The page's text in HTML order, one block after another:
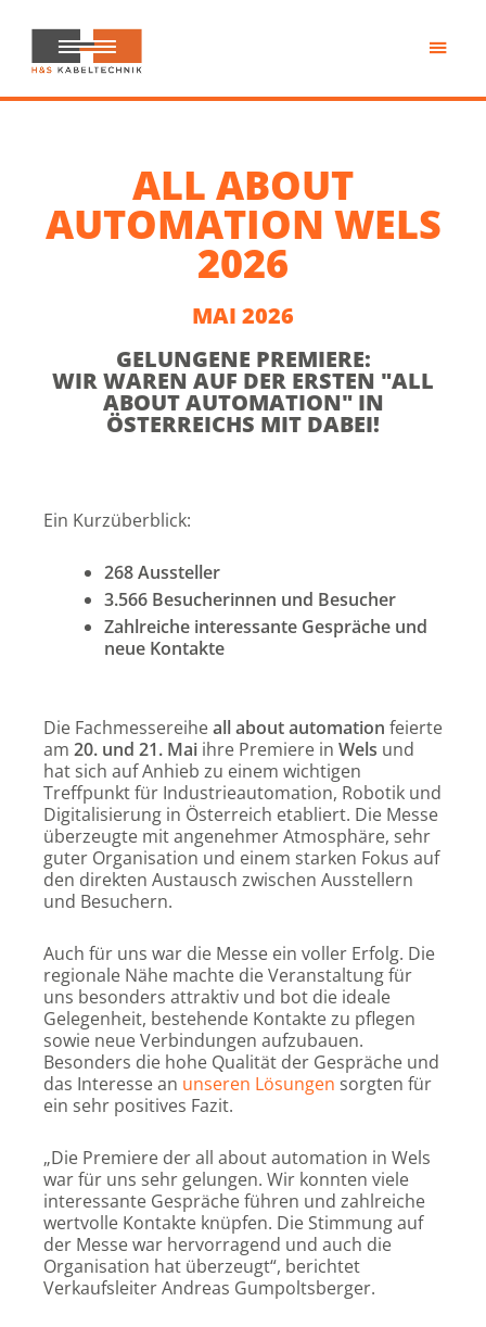
Inhalt
springen
H&S
Kabeltechnik
ALL ABOUT
AUTOMATION WELS
2026
MAI 2026
GELUNGENE PREMIERE:
WIR WAREN AUF DER ERSTEN "ALL
ABOUT AUTOMATION" IN
ÖSTERREICHS MIT DABEI!
Ein Kurzüberblick:
268 Aussteller
3.566 Besucherinnen und Besucher
Zahlreiche interessante Gespräche und
neue Kontakte
Die Fachmessereiheall about automation feierte
am 20. und 21. Mai ihre Premiere in Wels und
hat sich auf Anhieb zu einem wichtigen
Treffpunkt für Industrieautomation, Robotik und
Digitalisierung in Österreich etabliert. Die Messe
überzeugte mit angenehmer Atmosphäre, sehr
guter Organisation und einem starken Fokus auf
den direkten Austausch zwischen Ausstellern
und Besuchern.
Auch für uns war die Messe ein voller Erfolg. Die
regionale Nähe machte die Veranstaltung für
uns besonders attraktiv und bot die ideale
Gelegenheit, bestehende Kontakte zu pflegen
sowie neue Verbindungen aufzubauen.
Besonders die hohe Qualität der Gespräche und
das Interesse an unseren Lösungen sorgten für
ein sehr positives Fazit.
„Die Premiere der all about automation in Wels
war für uns sehr gelungen. Wir konnten viele
interessante Gespräche führen und zahlreiche
wertvolle Kontakte knüpfen. Die Stimmung auf
der Messe war hervorragend und auch die
Organisation hat überzeugt“, berichtet
Verkaufsleiter Andreas Gumpoltsberger.